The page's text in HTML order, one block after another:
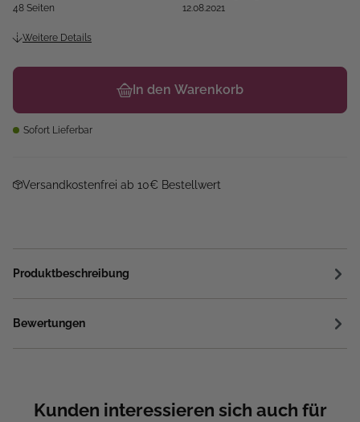
48 Seiten
12.08.2021
Weitere Details
In den Warenkorb
Sofort Lieferbar
Versandkostenfrei ab 10€ Bestellwert
Produktbeschreibung
Bewertungen
Kunden interessieren sich auch für